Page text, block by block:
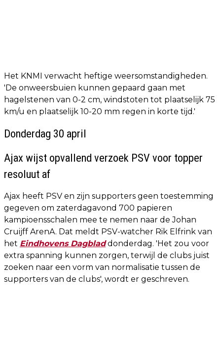
Het KNMI verwacht heftige weersomstandigheden.
'De onweersbuien kunnen gepaard gaan met
hagelstenen van 0-2 cm, windstoten tot plaatselijk 75
km/u en plaatselijk 10-20 mm regen in korte tijd.'
Donderdag 30 april
Ajax wijst opvallend verzoek PSV voor topper
resoluut af
Ajax heeft PSV en zijn supporters geen toestemming
gegeven om zaterdagavond 700 papieren
kampioensschalen mee te nemen naar de Johan
Cruijff ArenA. Dat meldt PSV-watcher Rik Elfrink van
het Eindhovens Dagbladdonderdag. 'Het zou voor
extra spanning kunnen zorgen, terwijl de clubs juist
zoeken naar een vorm van normalisatie tussen de
supporters van de clubs', wordt er geschreven.